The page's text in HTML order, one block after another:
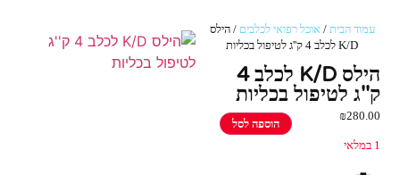
עמוד הבית /אוכל רפואי לכלבים / הילס
K/D לכלב 4 ק''ג לטיפול בכליות
הילס K/D לכלב 4
ק''ג לטיפול בכליות
₪280.00
1 במלאי
הוספה לסל